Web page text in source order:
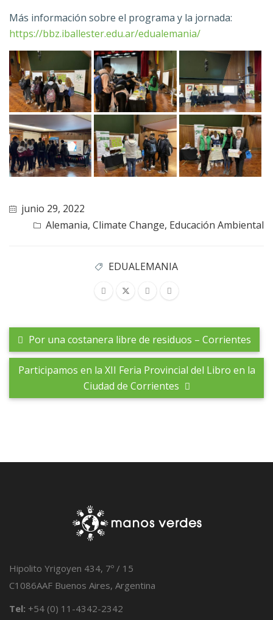
Más información sobre el programa y la jornada:
https://bbz.iballester.edu.ar/edualemania/
junio 29, 2022
Alemania, Climate Change, Educación Ambiental
EDUALEMANIA
Por una costanera libre de residuos – Corrientes
Participamos en la XII Feria Provincial del Libro en la
Ciudad de Corrientes
Hipolito Yrigoyen 434, 7º / 15
C1086AAF Buenos Aires, Argentina
Tel: +54 (0) 11-4342-2342